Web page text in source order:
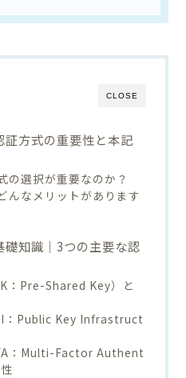
CLOSE
証方式の重要性と本記
の選択が重要なのか？
んなメリットがあります
知識｜3つの主要な認
：Pre-Shared Key）と
：Public Key Infrastruct
：Multi-Factor Authent